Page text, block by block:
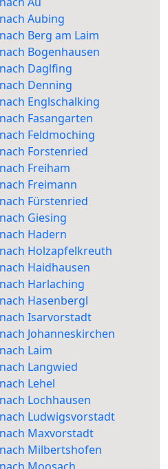
Aubing
Berg am Laim
Bogenhausen
Daglfing
Denning
Englschalking
Fasangarten
Feldmoching
Forstenried
Freiham
Freimann
Fürstenried
Giesing
Hadern
Holzapfelkreuth
Haidhausen
Harlaching
Hasenbergl
Isarvorstadt
Johanneskirchen
Laim
Langwied
Lehel
Lochhausen
Ludwigsvorstadt
Maxvorstadt
Milbertshofen